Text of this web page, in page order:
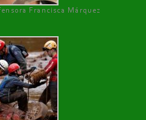
Francisca Márquez